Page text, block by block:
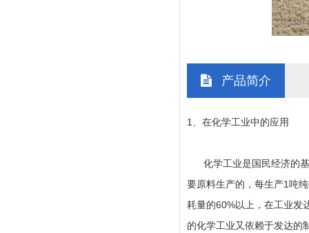
产品简介
1、在化学工业中的应用
化学工业是国民经济的基
要原料生产的，每生产1吨
耗量的60%以上，在工业发
的化学工业又依赖于发达的